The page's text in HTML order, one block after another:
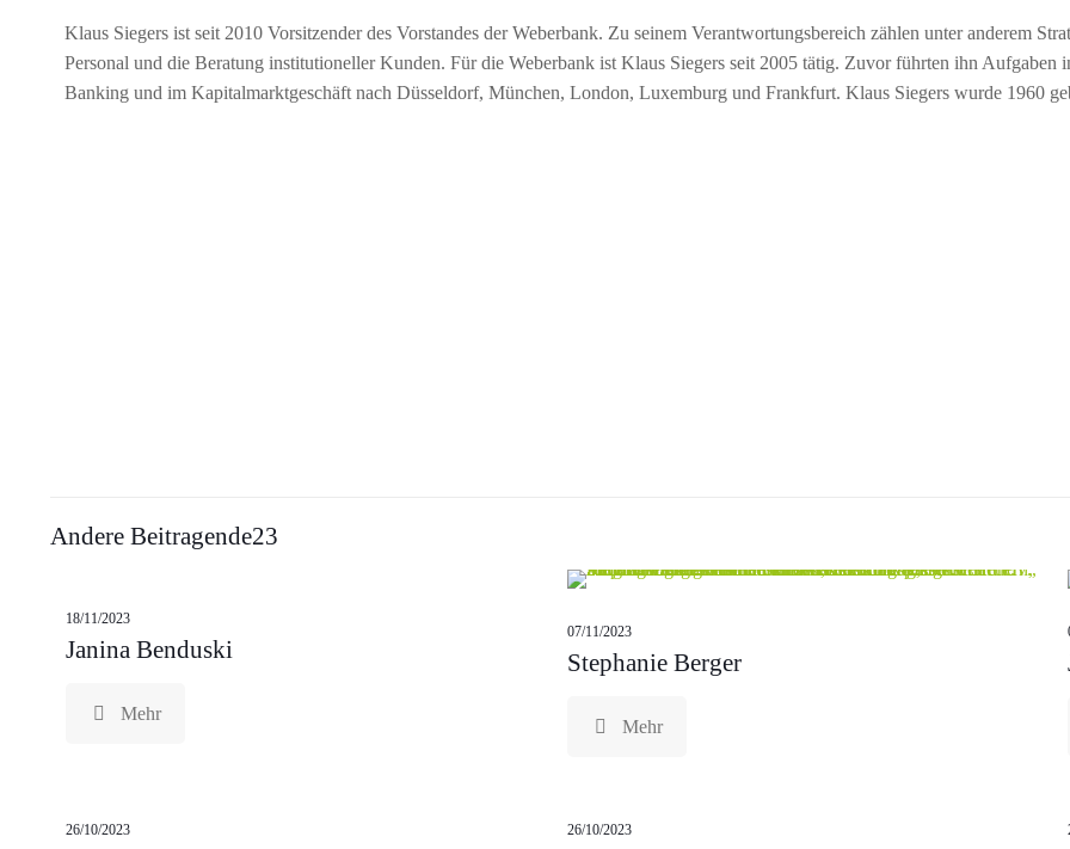
Klaus Siegers ist seit 2010 Vorsitzender des Vorstandes der Weberbank. Zu seinem Verantwortungsbereich zählen unter anderem
Personal und die Beratung institutioneller Kunden. Für die Weberbank ist Klaus Siegers seit 2005 tätig. Zuvor führten ihn Aufgaben
Banking und im Kapitalmarktgeschäft nach Düsseldorf, München, London, Luxemburg und Frankfurt. Klaus Siegers wurde 1960
Andere Beitragende23
18/11/2023
Janina Benduski
Mehr
07/11/2023
Stephanie Berger
Mehr
26/10/2023 26/10/2023